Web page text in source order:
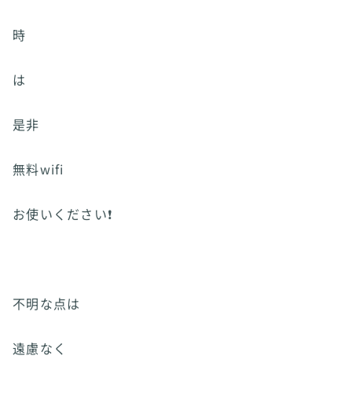
時
は
是非
無料wifi
お使いください❗
不明な点は
遠慮なく